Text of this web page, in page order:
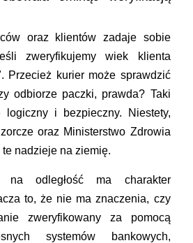
oraz klientów zadaje sobie
zweryfikujemy wiek klienta
Przecież kurier może sprawdzić
odbiorze paczki, prawda? Taki
i bezpieczny. Niestety,
oraz Ministerstwo Zdrowia
te nadzieje na ziemię.
na odległość ma charakter
to, że nie ma znaczenia, czy
zweryfikowany za pomocą
systemów bankowych,